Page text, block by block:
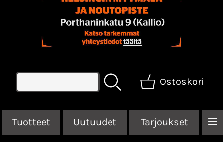
Ostoskori
Tuotteet Uutuudet Tarjoukset